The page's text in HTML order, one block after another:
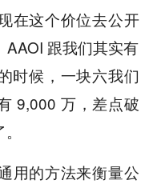
在这个价位去公开
跟我们其实有
时候，一块六我们
9,000 万，差点破
用的方法来衡量公